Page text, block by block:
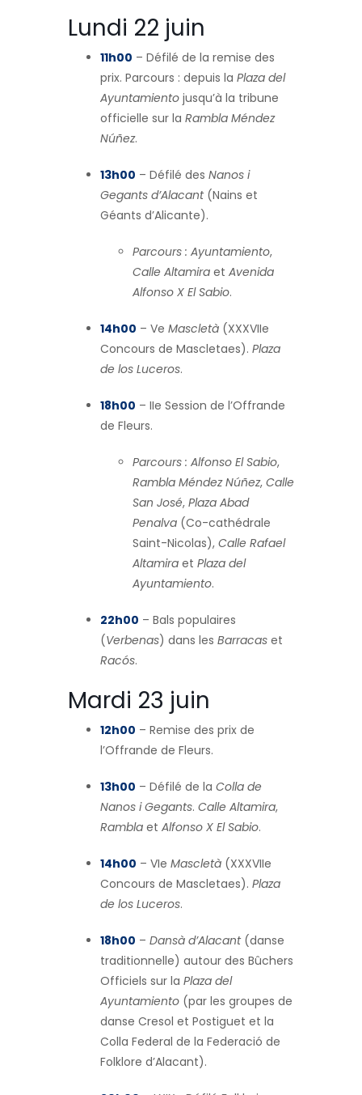
Lundi 22 juin
11h00 – Défilé de la remise des
prix. Parcours : depuis la Plaza del
Ayuntamiento jusqu’à la tribune
officielle sur la Rambla Méndez
Núñez.
13h00 – Défilé des Nanos i
Gegants d’Alacant(Nains et
Géants d’Alicante).
Parcours : Ayuntamiento,
Calle Altamira et Avenida
Alfonso X El Sabio.
14h00 – Ve Mascletà (XXXVIIe
Concours de Mascletaes). Plaza
de los Luceros.
18h00 – IIe Session de l’Offrande
de Fleurs.
Parcours : Alfonso El Sabio,
Rambla Méndez Núñez, Calle
San José, Plaza Abad
Penalva (Co-cathédrale
Saint-Nicolas), Calle Rafael
Altamira et Plaza del
Ayuntamiento.
22h00 – Bals populaires
(Verbenas) dans les Barracas et
Racós.
Mardi 23 juin
12h00 – Remise des prix de
l’Offrande de Fleurs.
13h00 – Défilé de la Colla de
Nanos i Gegants. Calle Altamira,
Rambla et Alfonso X El Sabio.
14h00 – VIe Mascletà (XXXVIIe
Concours de Mascletaes). Plaza
de los Luceros.
18h00 – Dansà d’Alacant(danse
traditionnelle) autour des Bûchers
Officiels sur la Plaza del
Ayuntamiento (par les groupes de
danse Cresol et Postiguet et la
Colla Federal de la Federació de
Folklore d’Alacant).